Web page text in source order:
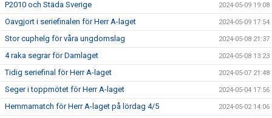
P2010 och Städa Sverige 2024-05-09 19:08
Oavgjort i seriefinalen för Herr A-laget 2024-05-09 17:54
Stor cuphelg för våra ungdomslag 2024-05-08 21:37
4 raka segrar för Damlaget 2024-05-08 13:23
Tidig seriefinal för Herr A-laget 2024-05-07 21:48
Seger i toppmötet för Herr A-laget 2024-05-04 17:56
Hemmamatch för Herr A-laget på lördag 4/5 2024-05-02 14:06